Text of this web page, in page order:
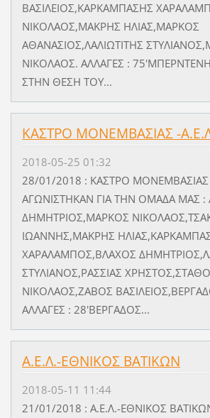
ΒΑΣΙΛΕΙΟΣ,ΚΑΡΚΑΜΠΑΣΗΣ
ΝΙΚΟΛΑΟΣ,ΜΑΚΡΗΣ ΗΛΙΑΣ,ΜΑΡΚΟΣ
ΑΘΑΝΑΣΙΟΣ,ΛΑΛΙΩΤΙΤΗΣ
ΝΙΚΟΛΑΟΣ. ΑΛΛΑΓΕΣ :
ΣΤΗΝ ΘΕΣΗ ΤΟΥ...
ΚΑΣΤΡΟ ΜΟΝΕΜΒΑΣΙΑΣ -
2018-05-25 01:32
28/01/2018 : ΚΑΣΤΡΟ ΜΟΝΕΜΒΑΣΙΑΣ
ΑΓΩΝΙΣΤΗΚΑΝ ΓΙΑ ΤΗΝ ΟΜΑΔΑ ΜΑΣ :
ΔΗΜΗΤΡΙΟΣ,ΜΑΡΚΟΣ
ΙΩΑΝΝΗΣ,ΜΑΚΡΗΣ
ΧΑΡΑΛΑΜΠΟΣ,ΒΛΑΧΟΣ
ΣΤΥΛΙΑΝΟΣ,ΡΑΣΣΙΑΣ
ΝΙΚΟΛΑΟΣ,ΖΑΒΟΣ
ΑΛΛΑΓΕΣ : 28'ΒΕΡΓΑΔΟΣ...
Α.Ε.Λ.-ΕΘΝΙΚΟΣ ΒΑΤΙΚΩΝ
2018-05-11 11:44
21/01/2018 : Α.Ε.Λ.-ΕΘΝΙΚΟΣ